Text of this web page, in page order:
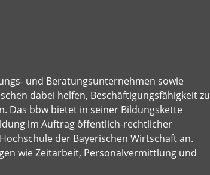
und Beratungsunternehmen sowie
dabei helfen, Beschäftigungsfähigkeit zu
Das bbw bietet in seiner Bildungskette
im Auftrag öffentlich-rechtlicher
der Bayerischen Wirtschaft an.
wie Zeitarbeit, Personalvermittlung und